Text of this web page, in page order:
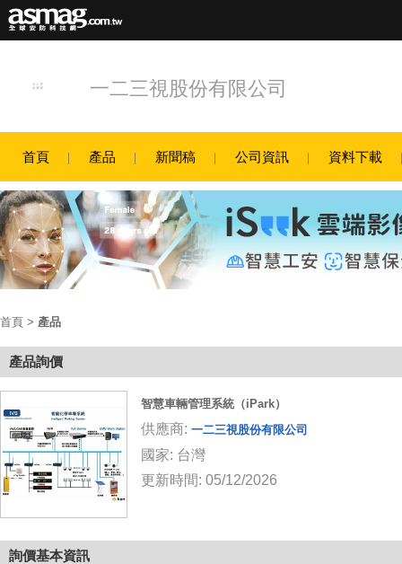
一二三視股份有限公司
首頁 產品 新聞稿 公司資訊 資料下載
首頁 > 產品
產品詢價
智慧車輛管理系統（iPark）
供應商: 一二三視股份有限公司
國家: 台灣
更新時間: 05/12/2026
詢價基本資訊